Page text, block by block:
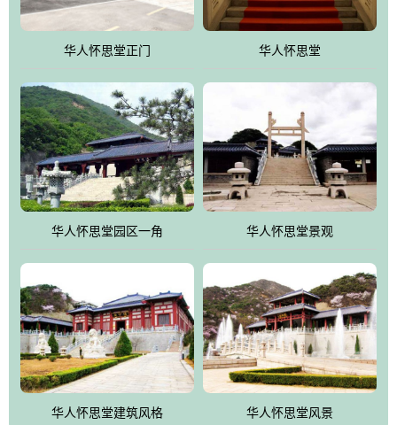
术描绘的抽象派创意绘画，大环境中的长城文化与炎黄始祖，小环
境的绘画中的河流、山川、彩云、明月，意喻着往生者与长城同
伴，与祖宗同眠，他（她）们的思想与品德与山河同在，与日月同
辉。
怀思堂作为豪华室内骨灰存放处，将干支纪年、五行相生相克、天
人合一、太极八卦、生辰八字及生肖等有机结合到历史文化中。一
厅七千个福位分十二小区，按十二地支命名。客户选位，可依据生
肖、八字、时辰亦可参考地理方位、职业、兴趣爱好等等。堂中是
地宫陵寝式的，入口楹联选材于著名田园诗人陶渊明"亲戚或余悲，
他人亦已歌，死后何所道，托体同山阿"中的后两句。反应了回归大
雀，后玄武"的四大吉祥物铜雕挂件。
华人怀思堂正门 华人怀思堂
华人怀思堂园区一角 华人怀思堂景观
华人怀思堂建筑风格 华人怀思堂风景